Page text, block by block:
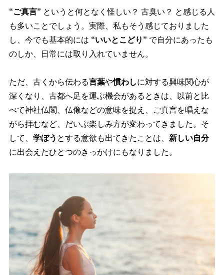
“ご真言” というと何となく怪しい？ 古臭い？ と感じる人
も多いことでしょう。実際、私もそう感じておりました
し、今でも基本的には “いいとこどり” で自分にあったも
のしか、日常には取り入れていません。
ただ、古くから伝わる言葉 慣わしに対する興味関心が
深くなり、古都へ足を運ぶ機会があるときは、以前と比
べて神社仏閣、仏像などの意味を捉え、ご真言を唱えな
がら拝むなど、だいぶ楽しみ方が変わってきました。そ
して、 学ぼう とする意欲も出てきたことは、 新しい自分
に出会えたひとつのきっかけにもなりました。